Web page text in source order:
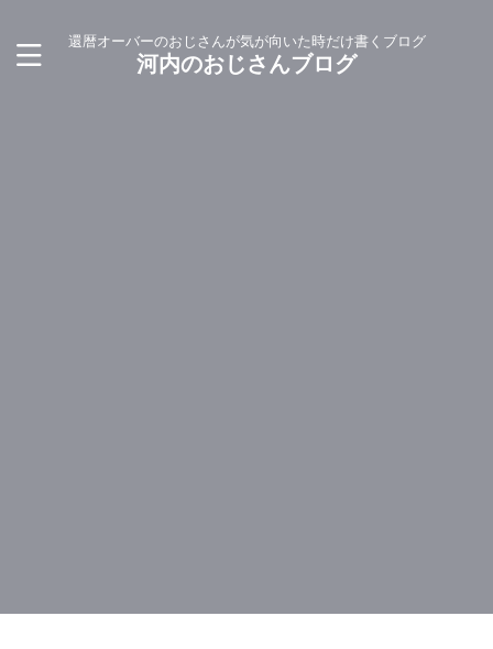
還暦オーバーのおじさんが気が向いた時だけ書くブログ
河内のおじさんブログ